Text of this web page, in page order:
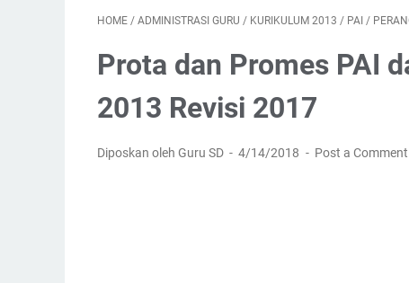
HOME / ADMINISTRASI GURU / KURIKULUM 2013 / PAI /
Prota dan Promes PAI
2013 Revisi 2017
Diposkan oleh Guru SD 4/14/2018 Post a Comment